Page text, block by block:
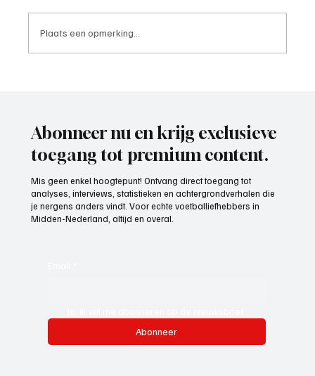
Plaats een opmerking...
Abonneer nu en krijg exclusieve
toegang tot premium content.
Mis geen enkel hoogtepunt! Ontvang direct toegang tot
analyses, interviews, statistieken en achtergrondverhalen die
je nergens anders vindt. Voor echte voetballiefhebbers in
Midden-Nederland, altijd en overal.
Abonneer